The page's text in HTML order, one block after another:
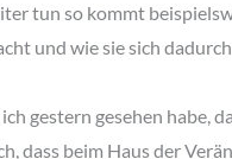
tun so kommt
und wie sie sich
gestern gesehen
dass beim Haus der